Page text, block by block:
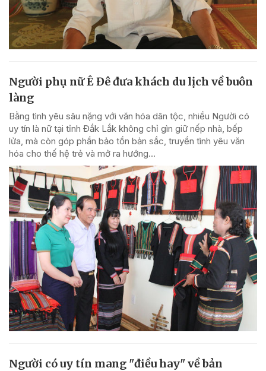
Người phụ nữ Ê Đê đưa khách du lịch về buôn
làng
Bằng tình yêu sâu nặng với văn hóa dân tộc, nhiều Người có
uy tín là nữ tại tỉnh Đắk Lắk không chỉ gìn giữ nếp nhà, bếp
lửa, mà còn góp phần bảo tồn bản sắc, truyền tình yêu văn
hóa cho thế hệ trẻ và mở ra hướng...
Người có uy tín mang "điều hay" về bản